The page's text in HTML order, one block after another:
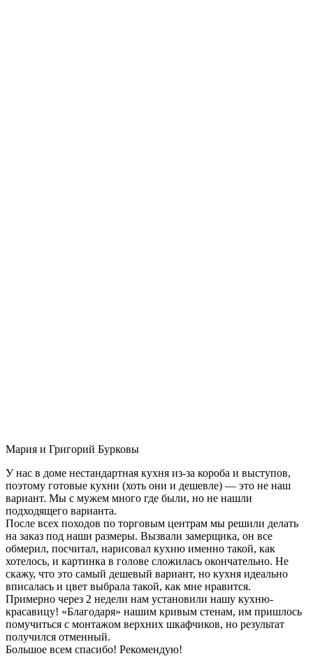
Мария и Григорий Бурковы
У нас в доме нестандартная кухня из-за короба и выступов,
поэтому готовые кухни (хоть они и дешевле) — это не наш
вариант. Мы с мужем много где были, но не нашли
подходящего варианта.
После всех походов по торговым центрам мы решили делать
на заказ под наши размеры. Вызвали замерщика, он все
обмерил, посчитал, нарисовал кухню именно такой, как
хотелось, и картинка в голове сложилась окончательно. Не
скажу, что это самый дешевый вариант, но кухня идеально
вписалась и цвет выбрала такой, как мне нравится.
Примерно через 2 недели нам установили нашу кухню-
красавицу! «Благодаря» нашим кривым стенам, им пришлось
помучиться с монтажом верхних шкафчиков, но результат
получился отменный.
Большое всем спасибо! Рекомендую!